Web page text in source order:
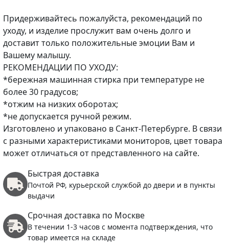
Придерживайтесь пожалуйста, рекомендаций по
уходу, и изделие прослужит вам очень долго и
доставит только положительные эмоции Вам и
Вашему малышу.
РЕКОМЕНДАЦИИ ПО УХОДУ:
*бережная машинная стирка при температуре не
более 30 градусов;
*отжим на низких оборотах;
*не допускается ручной режим.
Изготовлено и упаковано в Санкт-Петербурге. В связи
с разными характеристиками мониторов, цвет товара
может отличаться от представленного на сайте.
Быстрая доставка
Почтой РФ, курьерской службой до двери и в пункты
выдачи
Срочная доставка по Москве
В течении 1-3 часов с момента подтверждения, что
товар имеется на складе